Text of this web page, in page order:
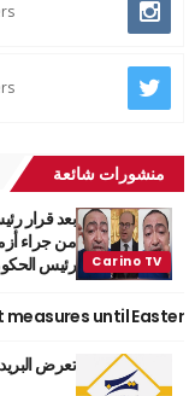
منشورات شائعة
بعد قرار
من جراء
رئيس
until Easter
تعرض